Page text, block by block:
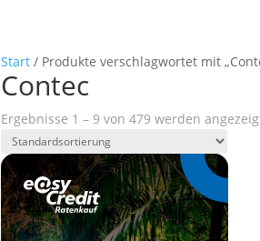
Start / Produkte verschlagwortet mit
Contec
Ergebnisse 1 – 9 von 479 werden